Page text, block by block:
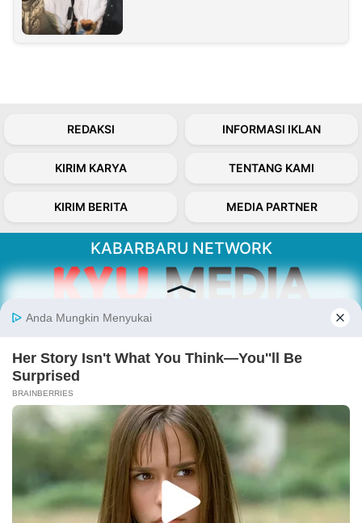
REDAKSI INFORMASI IKLAN
KIRIM KARYA TENTANG KAMI
KIRIM BERITA MEDIA PARTNER
KABARBARU NETWORK
Follow Kabarbaru